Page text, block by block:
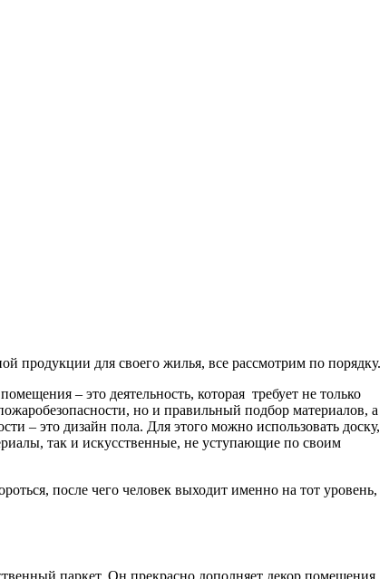
продукции для своего жилья, все рассмотрим по порядку.
– это деятельность, которая требует не только
но и правильный подбор материалов, а
– это дизайн пола. Для этого можно использовать доску,
так и искусственные, не уступающие по своим
после чего человек выходит именно на тот уровень,